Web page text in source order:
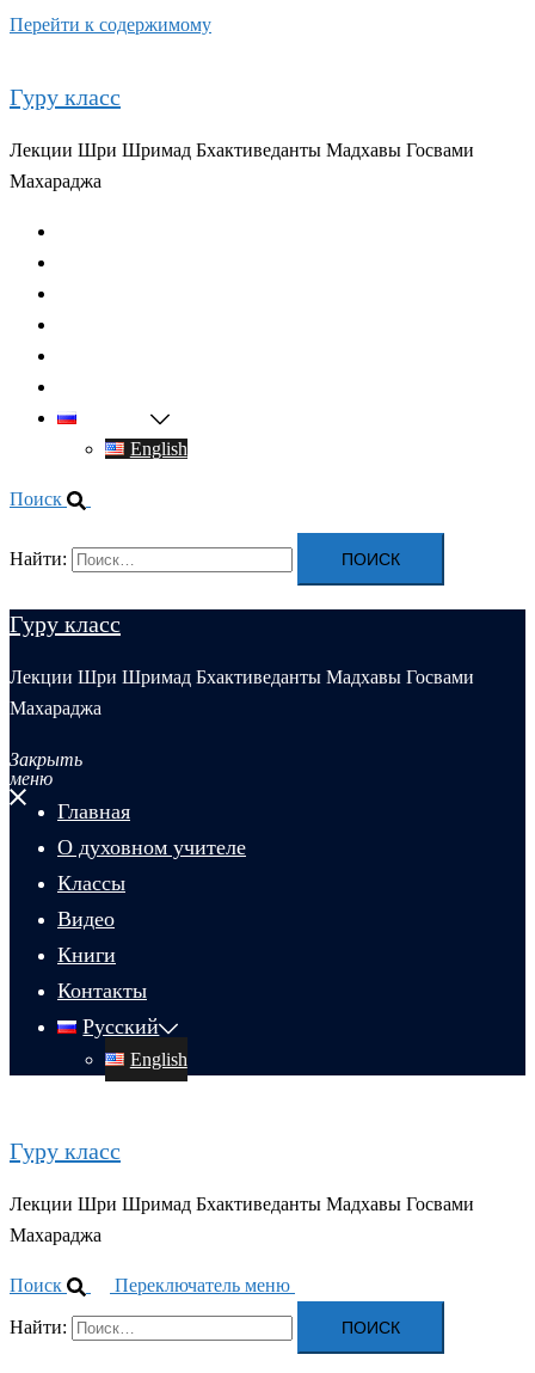
Перейти к содержимому
Гуру класс
Лекции Шри Шримад Бхактиведанты Мадхавы Госвами
Махараджа
English
Поиск
Найти:
Гуру класс
Лекции Шри Шримад Бхактиведанты Мадхавы Госвами
Махараджа
Закрыть
меню
Главная
О духовном учителе
Классы
Видео
Книги
Контакты
Русский
English
Гуру класс
Лекции Шри Шримад Бхактиведанты Мадхавы Госвами
Махараджа
Поиск Переключатель меню
Найти: